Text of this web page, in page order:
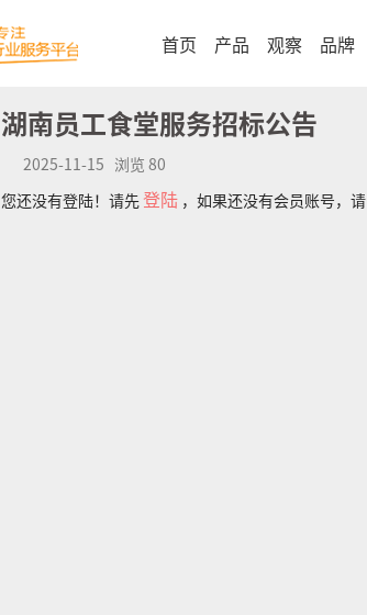
首页 产品 观察 品牌
湖南员工食堂服务招标公告
2025-11-15 浏览 80
您还没有登陆！请先 登陆，如果还没有会员账号，请